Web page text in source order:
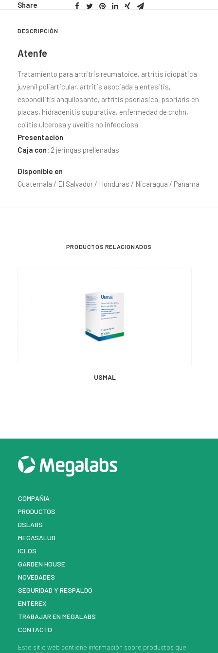
Share
DESCRIPCIÓN
Atenfe
Tratamiento para artritris reumatoide, artritis idiopática
juvenil poliarticular, artritis asociada a entesitis,
espondilitis anquilosante, artritis psoríasica, psoriaris en
placas, hidradenitis supurativa, enfermedad de crohn,
colitis ulcerosa y uveítis no infecciosa
Presentación
Caja con: 2 jeringas prellenadas
Disponible en
Guatemala / El Salvador / Honduras / Nicaragua / Panamá
PRODUCTOS RELACIONADOS
MÁS INFORMACIÓN
USMAL
COMPAÑIA
PRODUCTOS
DSLABS
MEGASALUD
ICLOS
GARDEN HOUSE
NOVEDADES
SEGURIDAD Y RESPALDO
ENTEREX
TRABAJAR EN MEGALABS
CONTACTO
Este sitio web contiene información sobre productos que